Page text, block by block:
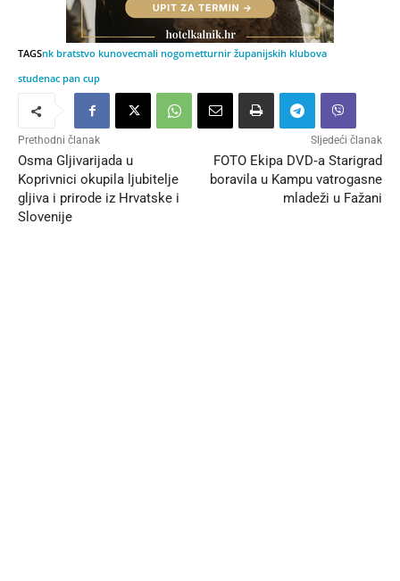
TAGSnk bratstvo kunovecmali nogometturnir županijskih klubova
studenac pan cup
Prethodni članak
Osma Gljivarijada u
Koprivnici okupila ljubitelje
gljiva i prirode iz Hrvatske i
Slovenije
Sljedeći članak
FOTO Ekipa DVD‐a Starigrad
boravila u Kampu vatrogasne
mladeži u Fažani